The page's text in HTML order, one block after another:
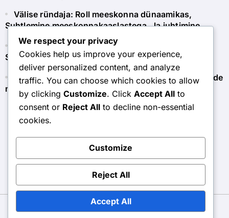
Välise ründaja: Roll meeskonna dünaamikas,
Suhtlemine meeskonnakaaslastega, Ja juhtimine
Libero: Tõhusad suhtlemistehnikad mängu ajal,
Signaalid ja vihjed
Setteri vastutused: Suhtlemine lööjatega, tagasiside
mehhanismid ja usaldus
lmv.ee
Copyright © All rights reserved|BlogDataby
We respect your privacy
Cookies help us improve your experience,
deliver personalized content, and analyze
traffic. You can choose which cookies to allow
by clicking Customize. Click Accept All to
consent or Reject All to decline non-essential
cookies.
Customize
Reject All
Accept All